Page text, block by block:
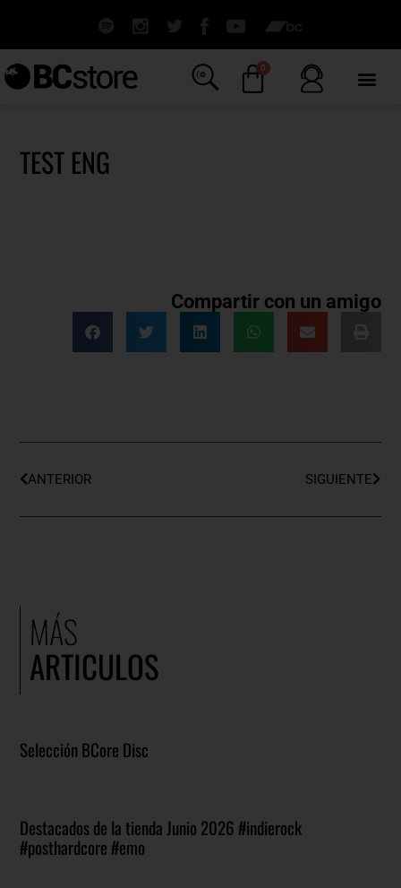
0
TEST ENG
Compartir con un amigo
ANTERIOR SIGUIENTE
MÁS
ARTICULOS
Selección BCore Disc
Destacados de la tienda Junio 2026 #indierock
#posthardcore #emo